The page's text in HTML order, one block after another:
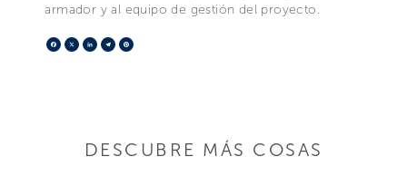
armador y al equipo de gestión del proyecto.
Facebook
X LinkedIn
Telegram
DESCUBRE MÁS COSAS